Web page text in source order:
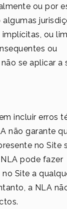
ou por
ou
ou
se aplicar a
incluir erros
não garante
no Site
pode fazer
Site a
a NLA